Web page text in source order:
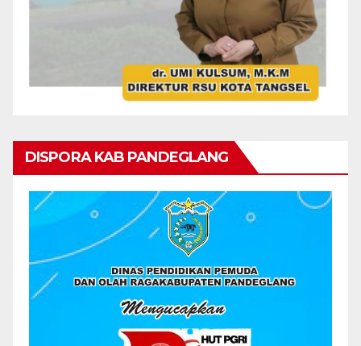
DISPORA KAB PANDEGLANG